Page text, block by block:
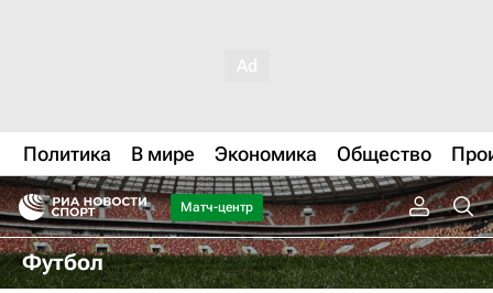
Политика В мире Экономика Общество
Матч-центр
Футбол